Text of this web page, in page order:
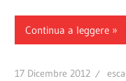
Continua a leggere
17 Dicembre 2012